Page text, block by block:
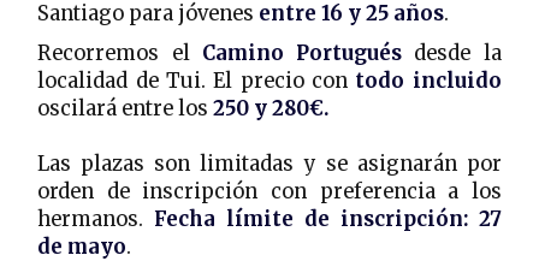
Santiago para jóvenes entre 16 y 25 años.
Recorremos el Camino Portugués desde la
localidad de Tui. El precio con todo incluido
oscilará entre los250 y 280€.
Las plazas son limitadas y se asignarán por
orden de inscripción con preferencia a los
hermanos. Fecha límite de inscripción: 27
de mayo.